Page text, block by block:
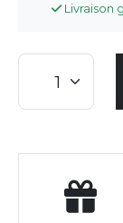
Livraison